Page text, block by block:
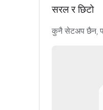
सरल र छिटो
कुनै सेटअप छैन,